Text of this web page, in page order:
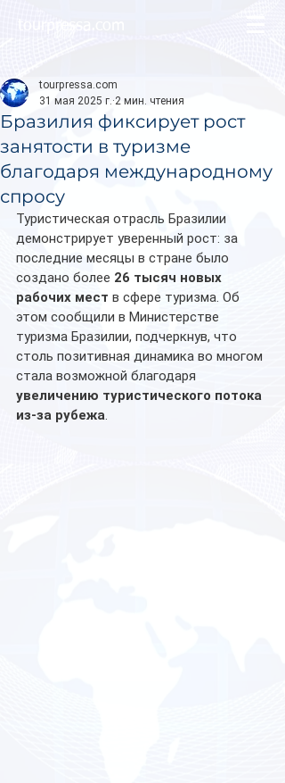
Бразилия фиксирует рост
занятости в туризме
благодаря международному
спросу
tourpressa.com
31 мая 2025 г. 2 мин. чтения
Туристическая отрасль Бразилии
демонстрирует уверенный рост: за
последние месяцы в стране было
создано более 26 тысяч новых
рабочих мест в сфере туризма. Об
этом сообщили в Министерстве
туризма Бразилии, подчеркнув, что
столь позитивная динамика во многом
стала возможной благодаря
увеличению туристического потока
из-за рубежа.